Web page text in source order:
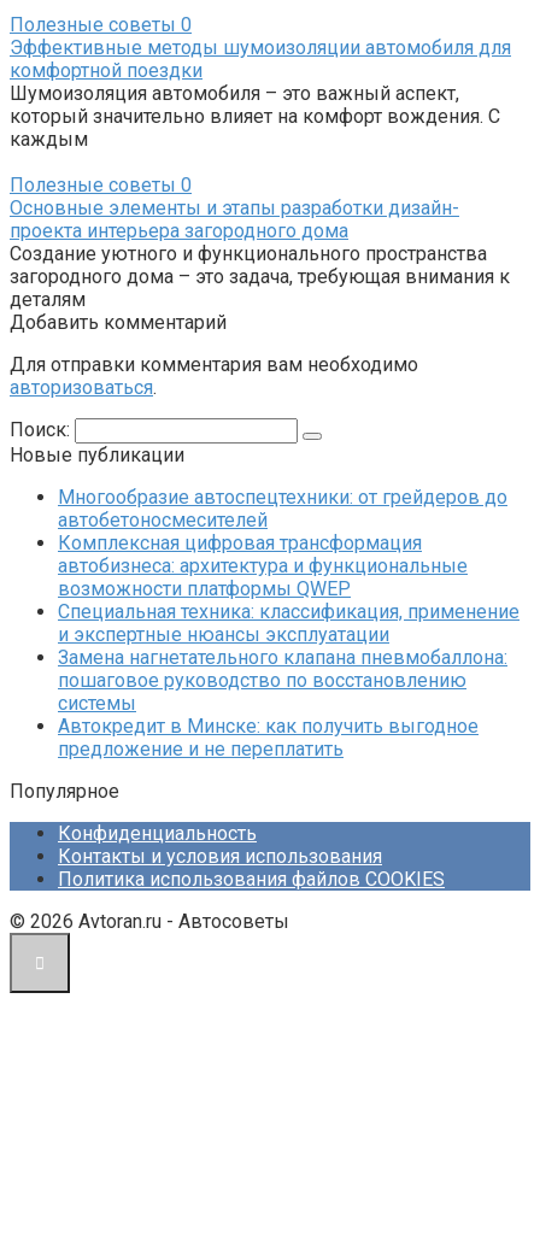
Полезные советы 0
Эффективные методы шумоизоляции автомобиля для
комфортной поездки
Шумоизоляция автомобиля – это важный аспект,
который значительно влияет на комфорт вождения. С
каждым
Полезные советы 0
Основные элементы и этапы разработки дизайн-
проекта интерьера загородного дома
Создание уютного и функционального пространства
загородного дома – это задача, требующая внимания к
деталям
Добавить комментарий
Для отправки комментария вам необходимо
авторизоваться.
Поиск:
Новые публикации
Многообразие автоспецтехники: от грейдеров до
автобетоносмесителей
Комплексная цифровая трансформация
автобизнеса: архитектура и функциональные
возможности платформы QWEP
Специальная техника: классификация, применение
и экспертные нюансы эксплуатации
Замена нагнетательного клапана пневмобаллона:
пошаговое руководство по восстановлению
системы
Автокредит в Минске: как получить выгодное
предложение и не переплатить
Популярное
Конфиденциальность
Контакты и условия использования
Политика использования файлов COOKIES
© 2026 Avtoran.ru - Автосоветы